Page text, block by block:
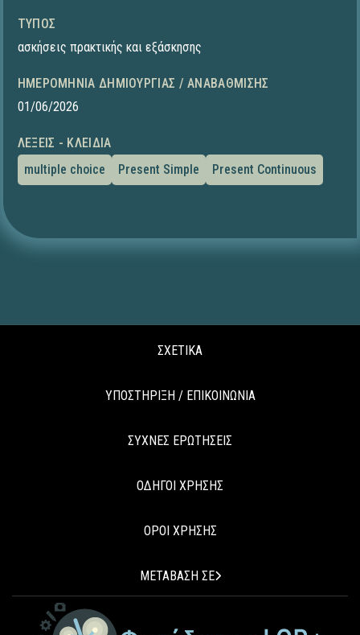
ΤΎΠΟΣ
ασκήσεις πρακτικής και εξάσκησης
ΗΜΕΡΟΜΗΝΊΑ ΔΗΜΙΟΥΡΓΊΑΣ / ΑΝΑΒΆΘΜΙΣΗΣ
01/06/2026
ΛΈΞΕΙΣ - ΚΛΕΙΔΙΆ
multiple choice
Present Simple Present Continuous
ΣΧΕΤΙΚΑ
ΥΠΟΣΤΗΡΙΞΗ / ΕΠΙΚΟΙΝΩΝΙΑ
ΣΥΧΝΕΣ ΕΡΩΤΗΣΕΙΣ
ΟΔΗΓΟΙ ΧΡΗΣΗΣ
ΟΡΟΙ ΧΡΗΣΗΣ
ΜΕΤΑΒΑΣΗ ΣΕ